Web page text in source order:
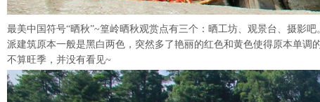
最美中国符号“晒秋”~篁岭晒秋观赏点有三个：晒工坊、观景台、摄影
派建筑原本一般是黑白两色，突然多了艳丽的红色和黄色使得原本单
不算旺季，并没有看见~